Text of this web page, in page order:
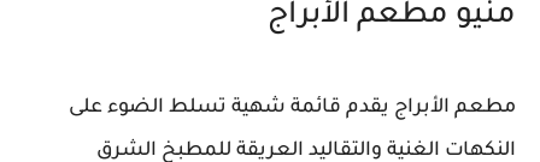
منيو مطعم الأبراج
مطعم الأبراج يقدم قائمة شهية تسلط الضوء على
النكهات الغنية والتقاليد العريقة للمطبخ الشرق